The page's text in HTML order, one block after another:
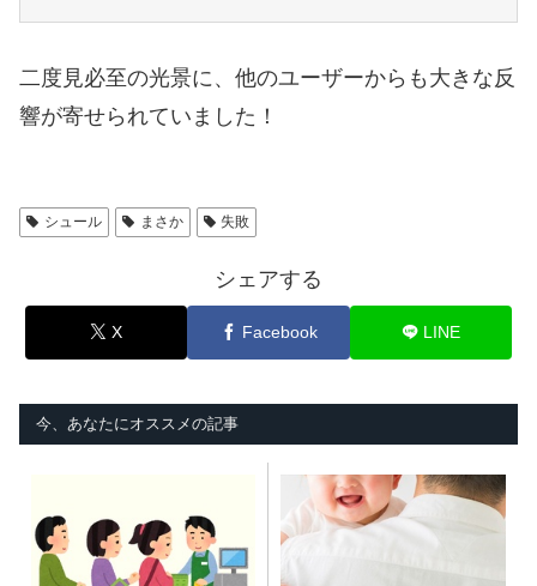
二度見必至の光景に、他のユーザーからも大きな反
響が寄せられていました！
シュール まさか 失敗
シェアする
X Facebook LINE
今、あなたにオススメの記事